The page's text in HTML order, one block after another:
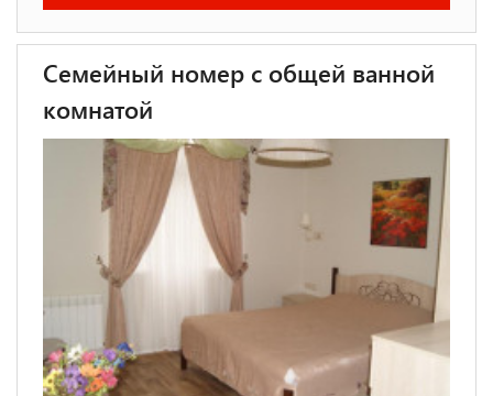
Семейный номер с общей ванной
комнатой